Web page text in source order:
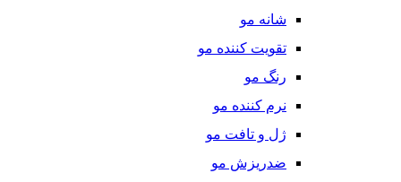
شانه مو
تقویت کننده مو
رنگ مو
نرم کننده مو
ژل و تافت مو
ضدریزش مو